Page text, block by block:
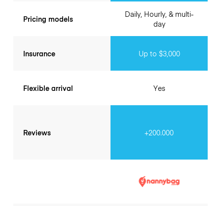
Pricing models
Insurance
Flexible arrival
Reviews
Daily, Hourly, & multi-
day
Up to $3,000
Yes
+200.000